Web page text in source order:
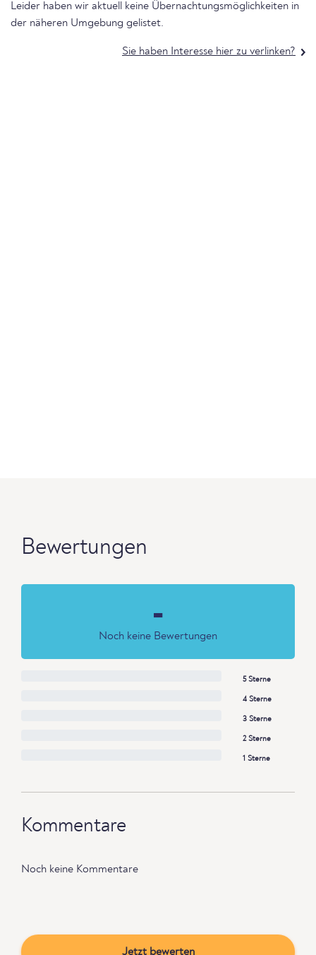
Leider haben wir aktuell keine Übernachtungsmöglichkeiten in
der näheren Umgebung gelistet.
Sie haben Interesse hier zu verlinken?
Bewertungen
-
Noch keine Bewertungen
5 Sterne
4 Sterne
3 Sterne
2 Sterne
1 Sterne
Kommentare
Noch keine Kommentare
Jetzt bewerten